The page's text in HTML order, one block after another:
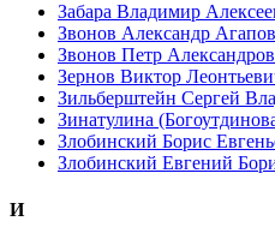
Забара Владимир
Звонов Александр
Звонов Петр
Зернов Виктор
Зильберштейн Сергей
Зинатулина
Злобинский Борис
Злобинский Евгений
И